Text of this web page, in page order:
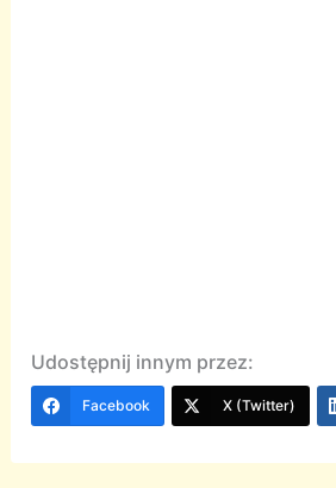
Udostępnij innym przez:
Facebook X (Twitter)